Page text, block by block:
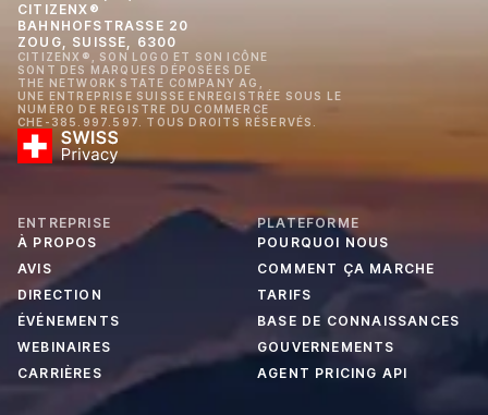
CITIZENX®
BAHNHOFSTRASSE 20
ZOUG, SUISSE, 6300
CITIZENX®, SON LOGO ET SON ICÔNE
SONT DES MARQUES DÉPOSÉES DE
THE NETWORK STATE COMPANY AG,
UNE ENTREPRISE SUISSE ENREGISTRÉE SOUS LE
NUMÉRO DE REGISTRE DU COMMERCE
CHE-385.997.597. TOUS DROITS RÉSERVÉS.
ENTREPRISE
À PROPOS
AVIS
DIRECTION
ÉVÉNEMENTS
WEBINAIRES
CARRIÈRES
PLATEFORME
POURQUOI NOUS
COMMENT ÇA MARCHE
TARIFS
BASE DE CONNAISSANCES
GOUVERNEMENTS
AGENT PRICING API